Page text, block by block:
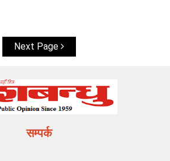
Next Page
सम्पर्क